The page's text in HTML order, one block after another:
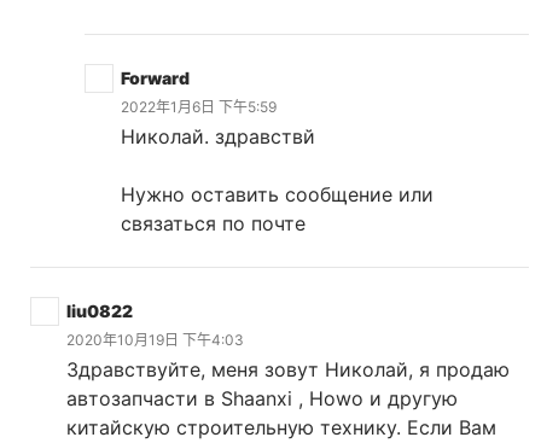
Forward
2022年1月6日 下午5:59
Николай. здравствй
Нужно оставить сообщение или
связаться по почте
liu0822
2020年10月19日 下午4:03
Здравствуйте, меня зовут Николай, я продаю
автозапчасти в Shaanxi , Howo и другую
китайскую строительную технику. Если Вам